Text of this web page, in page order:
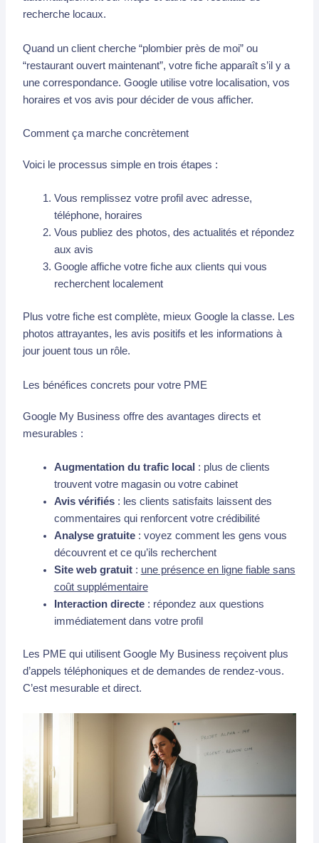
recherche locaux.
Quand un client cherche “plombier près de moi” ou
“restaurant ouvert maintenant”, votre fiche apparaît s’il y a
une correspondance. Google utilise votre localisation, vos
horaires et vos avis pour décider de vous afficher.
Comment ça marche concrètement
Voici le processus simple en trois étapes :
Vous remplissez votre profil avec adresse,
téléphone, horaires
Vous publiez des photos, des actualités et répondez
aux avis
Google affiche votre fiche aux clients qui vous
recherchent localement
Plus votre fiche est complète, mieux Google la classe. Les
photos attrayantes, les avis positifs et les informations à
jour jouent tous un rôle.
Les bénéfices concrets pour votre PME
Google My Business offre des avantages directs et
mesurables :
Augmentation du trafic local : plus de clients
trouvent votre magasin ou votre cabinet
Avis vérifiés: les clients satisfaits laissent des
commentaires qui renforcent votre crédibilité
Analyse gratuite: voyez comment les gens vous
découvrent et ce qu’ils recherchent
Site web gratuit: une présence en ligne fiable sans
coût supplémentaire
Interaction directe: répondez aux questions
immédiatement dans votre profil
Les PME qui utilisent Google My Business reçoivent plus
d’appels téléphoniques et de demandes de rendez-vous.
C’est mesurable et direct.